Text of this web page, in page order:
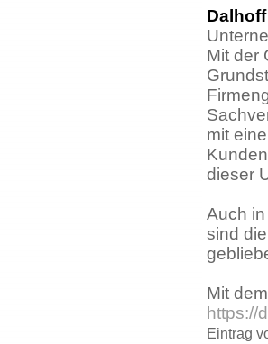
Mit der
mit
dieser
Auch
sind
Mit
https://
Eintrag